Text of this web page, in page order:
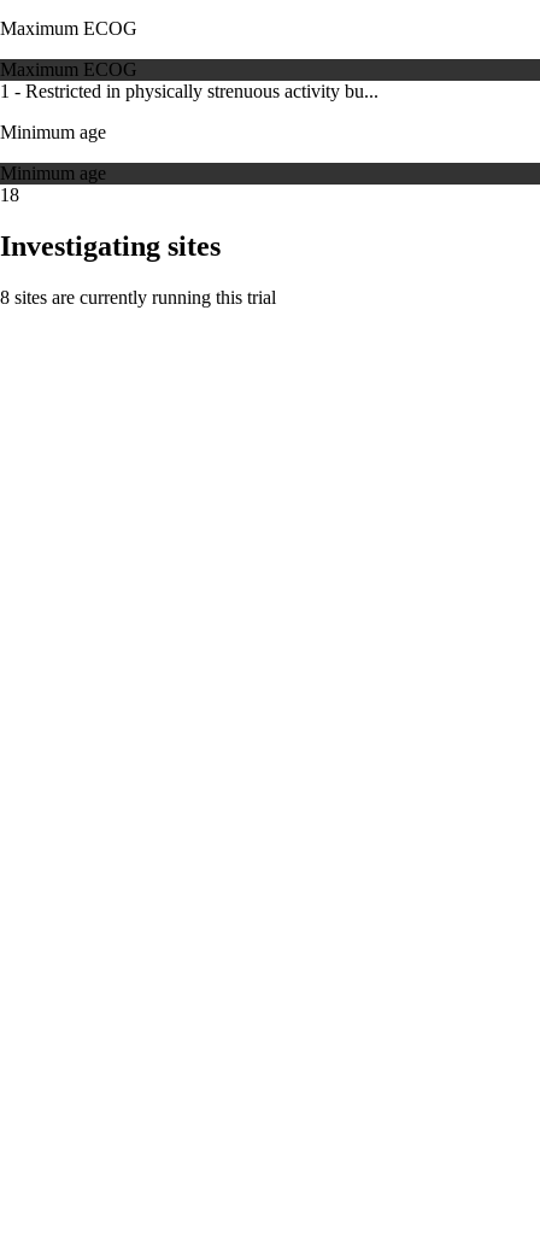
Maximum ECOG
Maximum ECOG
1 - Restricted in physically strenuous activity bu...
Minimum age
Minimum age
18
Investigating sites
8 sites are currently running this trial